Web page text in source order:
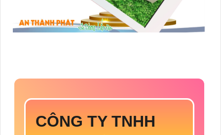
CÔNG TY TNHH